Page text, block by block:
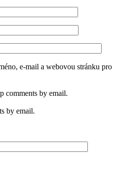
e-mail a webovou stránku pro
comments by email.
by email.